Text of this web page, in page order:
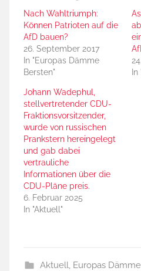
Nach Wahltriumph:
Können Patrioten auf die
AfD bauen?
26. September 2017
In "Europas Dämme
Bersten"
In
Johann Wadephul,
stellvertretender CDU-
Fraktionsvorsitzender,
wurde von russischen
Prankstern hereingelegt
und gab dabei
vertrauliche
Informationen über die
CDU-Pläne preis.
6. Februar 2025
In "Aktuell"
Aktuell Europas